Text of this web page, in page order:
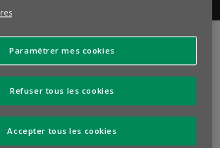
- ACTIONNAIRES ET
-0,14%
Paramétrer mes cookies
Refuser tous les cookies
Accepter tous les cookies